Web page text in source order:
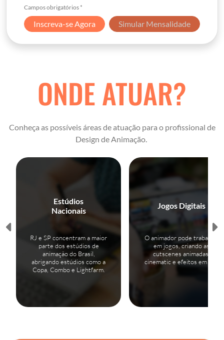
Campos obrigatórios *
Inscreva-se Agora Simular Mensalidade
ONDE ATUAR?
Conheça as possíveis áreas de atuação para o profissional de
Design de Animação.
Estúdios
Nacionais
RJ e SP concentram a maior
parte dos estúdios de
animação do Brasil,
abrigando estúdios como a
Copa, Combo e Lightfarm.
Jogos Digitais
O animador pode trabalhar
em jogos, criando as
cutscenes animadas,
cinematic e efeitos em 2D.